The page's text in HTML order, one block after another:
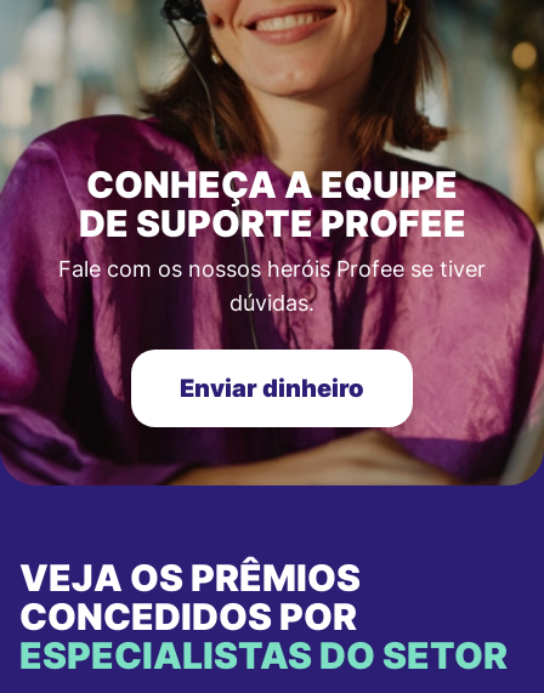
CONHEÇA A EQUIPE
DE SUPORTE PROFEE
Fale com os nossos heróis Profee se tiver
dúvidas.
Enviar dinheiro
VEJA OS PRÊMIOS
CONCEDIDOS POR
ESPECIALISTAS DO SETOR